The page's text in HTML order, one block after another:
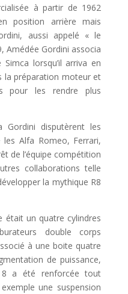
à partir de 1962
position arrière mais
aussi appelé « le
Amédée Gordini associa
lorsqu’il arriva en
la préparation moteur et
pour les rendre plus
disputèrent les
les Alfa Romeo, Ferrari,
de l’équipe compétition
collaborations telle
la mythique R8
était un quatre cylindres
double corps
à une boite quatre
de puissance,
a été renforcée tout
une suspension